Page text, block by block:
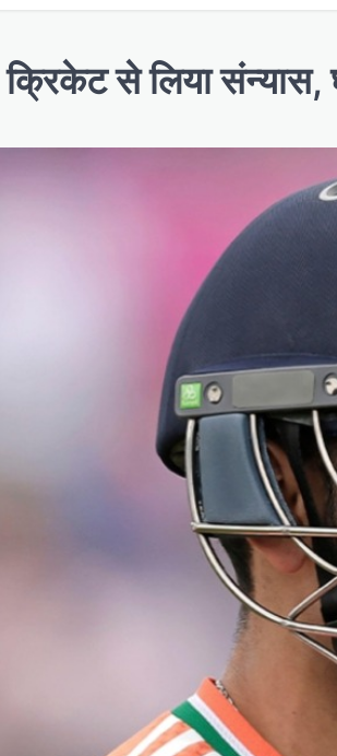
क्रिकेट से लिया